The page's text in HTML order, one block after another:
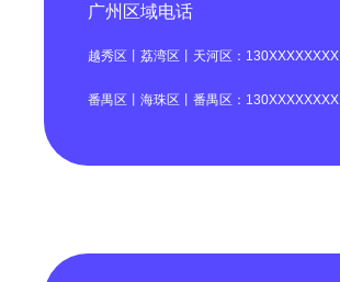
广州区域电话
越秀区丨荔湾区丨天河区：130XXXXXXXX
番禺区丨海珠区丨番禺区：130XXXXXXXX